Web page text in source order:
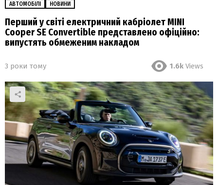
АВТОМОБІЛІ НОВИНИ
Перший у світі електричний кабріолет MINI
Cooper SE Convertible представлено офіційно:
випустять обмеженим накладом
3 роки тому 1.6k Views